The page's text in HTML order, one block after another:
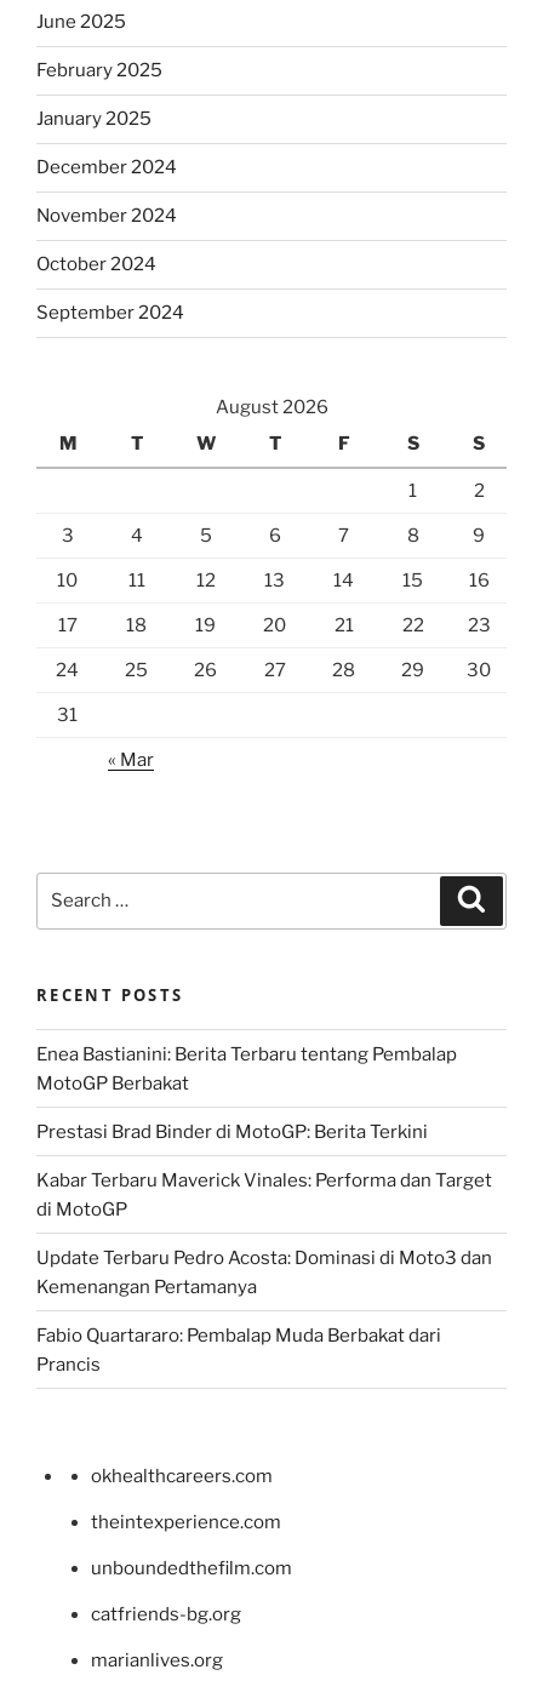
June 2025
February 2025
January 2025
December 2024
November 2024
October 2024
September 2024
August 2026
M
T W T F S S
1 2
3 4 5 6 7 8 9
10 11 12 13 14 15 16
17 18 19 20 21 22 23
24 25 26 27 28 29 30
31
« Mar
RECENT POSTS
Enea Bastianini: Berita Terbaru tentang Pembalap
MotoGP Berbakat
Prestasi Brad Binder di MotoGP: Berita Terkini
Kabar Terbaru Maverick Vinales: Performa dan Target
di MotoGP
Update Terbaru Pedro Acosta: Dominasi di Moto3 dan
Kemenangan Pertamanya
Fabio Quartararo: Pembalap Muda Berbakat dari
Prancis
okhealthcareers.com
theintexperience.com
unboundedthefilm.com
catfriends-bg.org
marianlives.org